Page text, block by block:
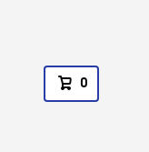
0